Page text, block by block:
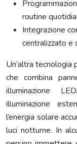
routine
Integrazione
centralizzato e
Un’altra tecnologia
che combina
illuminazione
illuminazione
l’energia solare
luci notturne. In